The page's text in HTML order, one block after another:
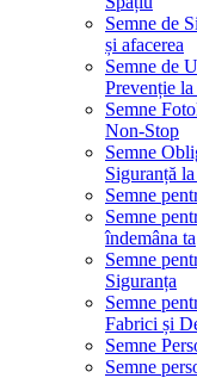
Semne de
și afacerea
Semne de
Prevenție
Semne
Non-Stop
Semne
Siguranță
Semne
Semne
îndemâna ta
Semne
Siguranța
Semne
Fabrici și
Semne
Semne